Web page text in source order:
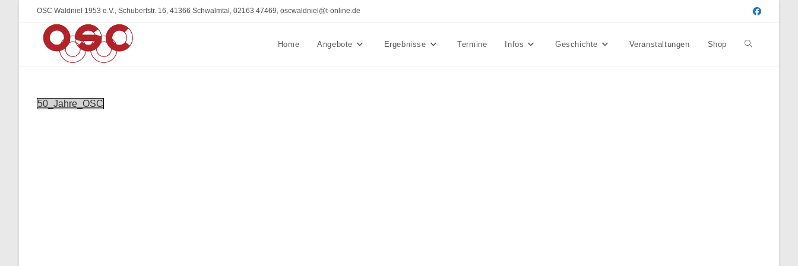
OSC Waldniel 1953 e.V., Schubertstr. 16, 41366 Schwalmtal, 02163 47469, oscwaldniel@t-online.de
Home Angebote Ergebnisse Termine Infos Geschichte Veranstaltungen Shop Website-
50_Jahre_OSC